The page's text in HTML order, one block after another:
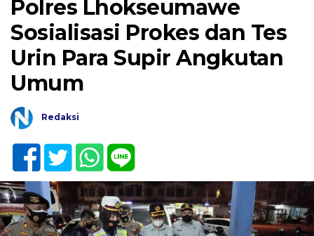
Polres Lhokseumawe
Sosialisasi Prokes dan Tes
Urin Para Supir Angkutan
Umum
Redaksi